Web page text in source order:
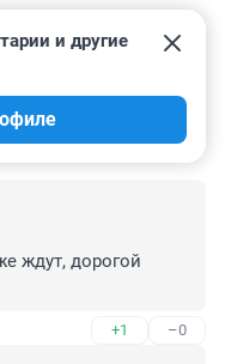
и другие
ждут, дорогой
+1 –0